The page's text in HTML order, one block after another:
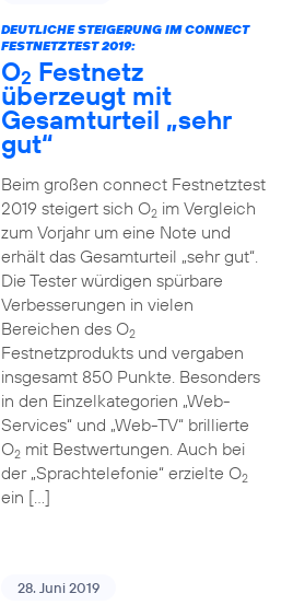
DEUTLICHE STEIGERUNG IM CONNECT
FESTNETZTEST 2019:
O2 Festnetz
überzeugt mit
Gesamturteil „sehr
gut“
Beim großen connect Festnetztest
2019 steigert sich O2im Vergleich
zum Vorjahr um eine Note und
erhält das Gesamturteil „sehr gut“.
Die Tester würdigen spürbare
Verbesserungen in vielen
Bereichen des O2
Festnetzprodukts und vergaben
insgesamt 850 Punkte. Besonders
in den Einzelkategorien „Web-
Services“ und „Web-TV“ brillierte
O2mit Bestwertungen. Auch bei
der „Sprachtelefonie“ erzielte O2
ein […]
28. Juni 2019